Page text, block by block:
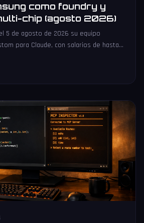
como foundry y
chip (agosto 2026)
5 de agosto de 2026 su equipo
para Claude, con salarios de hasta